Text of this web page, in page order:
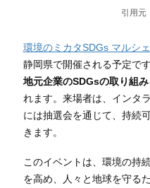
引用元
環境のミカタSDGs マルシ
静岡県で開催される予定で
地元企業のSDGsの取り組
れます。来場者は、インタ
には抽選会を通じて、持続
きます。
このイベントは、環境の持
を高め、人々と地球を守る